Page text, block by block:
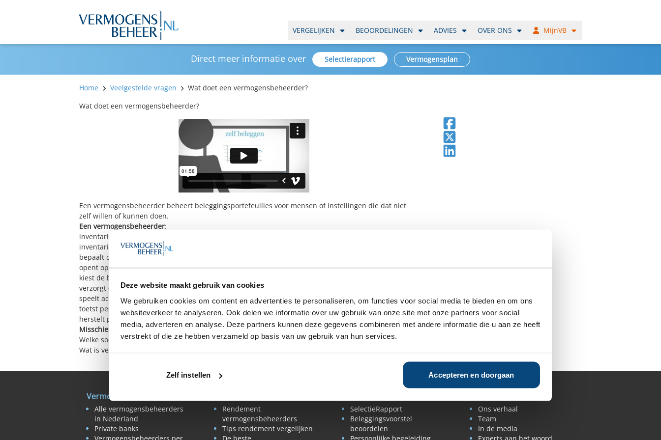
Deze website maakt gebruik van cookies
We gebruiken cookies om content en advertenties te personaliseren, om functies voor social media te bieden en om ons
websiteverkeer te analyseren. Ook delen we informatie over uw gebruik van onze site met onze partners voor social
media, adverteren en analyse. Deze partners kunnen deze gegevens combineren met andere informatie die u aan ze heeft
verstrekt of die ze hebben verzameld op basis van uw gebruik van hun services.
Zelf instellen Accepteren en doorgaan
VERGELIJKEN BEOORDELINGEN ADVIES OVER ONS MijnVB
Direct meer informatie over Selectierapport Vermogensplan
Home Veelgestelde vragen
Wat doet een vermogensbeheerder?
Wat doet een vermogensbeheerder?
Een vermogensbeheerder beheert beleggingsportefeuilles voor mensen of instellingen die dat niet
zelf willen of kunnen doen.
Een vermogensbeheerder:
inventariseert uw beleggingsdoel
inventariseert de beleggingsrisico's die u kan en wilt lopen
bepaalt de beleggingsstrategie
opent op uw naam een beleggingsrekening bij een bank
kiest de beleggingen binnen uw beleggingsportefeuille
verzorgt de koop- en verkooptransacties binnen uw beleggingsportefeuille
speelt actief in op veranderingen in de markt
toetst periodiek of uw beleggingsprofiel en beleggingsdoel nog actueel zijn
herstelt periodiek de verdeling binnen uw beleggingsportefeuille
Misschien ook interessant:
Welke soorten vermogensbeheer zijn er?
Wat is vermogensbeheer?
Deel op Facebook
Deel op X
Deel op LinkedIn
Vermogensbeheer
Alle vermogensbeheerders
in Nederland
Private banks
Rendement
vermogensbeheerders
Tips rendement vergelijken
SelectieRapport
Beleggingsvoorstel
beoordelen
Ons verhaal
Team
In de media